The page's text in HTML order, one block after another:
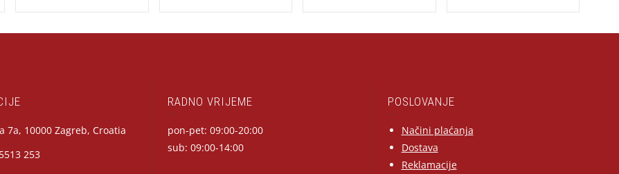
7a, 10000 Zagreb, Croatia
253
RADNO VRIJEME
pon-pet: 09:00-20:00
sub: 09:00-14:00
POSLOVANJE
Načini plaćanja
Dostava
Reklamacije